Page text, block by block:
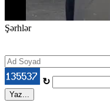
Şərhlər
↻
Yaz...